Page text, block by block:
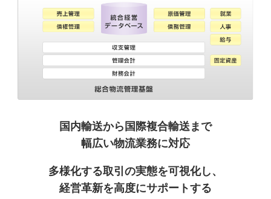
国内輸送から国際複合輸送まで
幅広い物流業務に対応
多様化する取引の実態を可視化し、
経営革新を高度にサポートする